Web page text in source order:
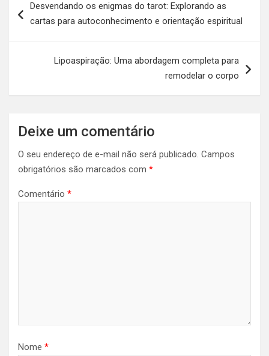
de
Desvendando os enigmas do tarot: Explorando as
cartas para autoconhecimento e orientação espiritual
Lipoaspiração: Uma abordagem completa para
remodelar o corpo
Deixe um comentário
O seu endereço de e-mail não será publicado. Campos
obrigatórios são marcados com *
Comentário *
Nome *